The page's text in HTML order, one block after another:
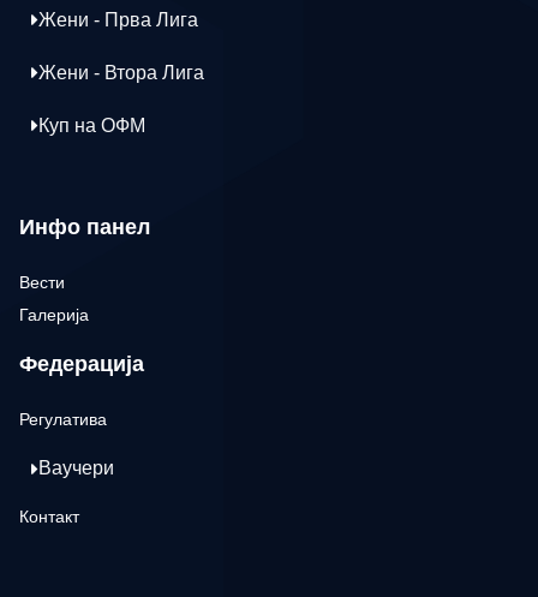
Жени - Прва Лига
Жени - Втора Лига
Куп на ОФМ
Инфо панел
Вести
Галерија
Федерација
Регулатива
Ваучери
Контакт